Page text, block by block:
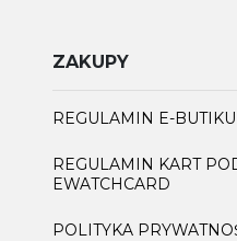
ZAKUPY
REGULAMIN E-BUTIKU
REGULAMIN KART
EWATCHCARD
POLITYKA